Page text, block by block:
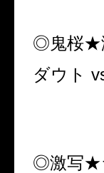
◎鬼桜★
ダウト
◎激写★